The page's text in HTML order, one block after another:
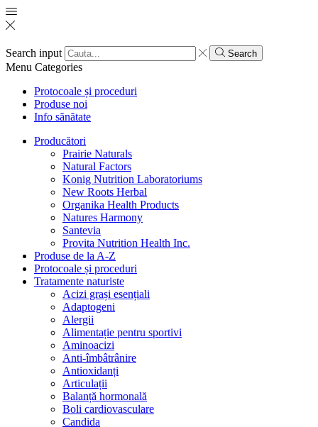
Search input Search
Menu Categories
Protocoale și proceduri
Produse noi
Info sănătate
Producători
Prairie Naturals
Natural Factors
Konig Nutrition Laboratoriums
New Roots Herbal
Organika Health Products
Natures Harmony
Santevia
Provita Nutrition Health Inc.
Produse de la A-Z
Protocoale și proceduri
Tratamente naturiste
Acizi grași esențiali
Adaptogeni
Alergii
Alimentație pentru sportivi
Aminoacizi
Anti-îmbâtrânire
Antioxidanți
Articulații
Balanță hormonală
Boli cardiovasculare
Candida